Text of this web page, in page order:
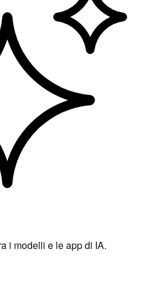
i modelli e le app di IA.